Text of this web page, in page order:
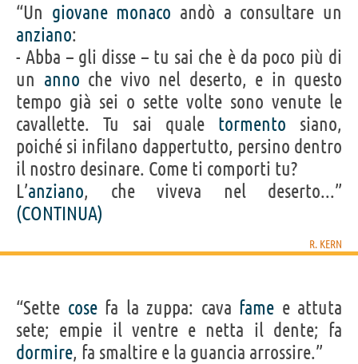
“Un giovane monaco andò a consultare un
anziano:
- Abba – gli disse – tu sai che è da poco più di
un anno che vivo nel deserto, e in questo
tempo già sei o sette volte sono venute le
cavallette. Tu sai quale tormento siano,
poiché si infilano dappertutto, persino dentro
il nostro desinare. Come ti comporti tu?
L’anziano, che viveva nel deserto...”
(CONTINUA)
R. KERN
“Sette cosefa la zuppa: cava fame e attuta
sete; empie il ventre e netta il dente; fa
dormire, fa smaltire e la guancia arrossire.”